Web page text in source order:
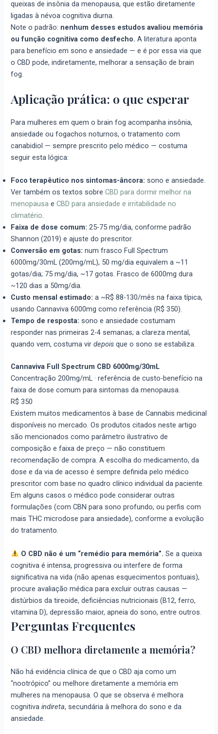
queixas de insônia da menopausa, que estão diretamente
ligadas à névoa cognitiva diurna.
Note o padrão: nenhum desses estudos avaliou memória
ou função cognitiva como desfecho. A literatura aponta
para benefício em sono e ansiedade — e é por essa via que
o CBD pode, indiretamente, melhorar a sensação de brain
fog.
Aplicação prática: o que esperar
Para mulheres em quem o brain fog acompanha insônia,
ansiedade ou fogachos noturnos, o tratamento com
canabidiol — sempre prescrito pelo médico — costuma
seguir esta lógica:
Foco terapêutico nos sintomas-âncora: sono e ansiedade.
Ver também os textos sobreCBD para dormir melhor na
menopausa eCBD para ansiedade e irritabilidade no
climatério.
Faixa de dose comum: 25-75 mg/dia, conforme padrão
Shannon (2019) e ajuste do prescritor.
Conversão em gotas: num frasco Full Spectrum
6000mg/30mL (200mg/mL), 50 mg/dia equivalem a ~11
gotas/dia; 75 mg/dia, ~17 gotas. Frasco de 6000mg dura
~120 dias a 50mg/dia.
Custo mensal estimado: a ~R$ 88-130/mês na faixa típica,
usando Cannaviva 6000mg como referência (R$ 350).
Tempo de resposta: sono e ansiedade costumam
responder nas primeiras 2-4 semanas; a clareza mental,
quando vem, costuma virdepois que o sono se estabiliza.
Cannaviva Full Spectrum CBD 6000mg/30mL
Concentração 200mg/mL · referência de custo-benefício na
faixa de dose comum para sintomas da menopausa.
R$ 350
Existem muitos medicamentos à base de Cannabis medicinal
disponíveis no mercado. Os produtos citados neste artigo
são mencionados como parâmetro ilustrativo de
composição e faixa de preço — não constituem
recomendação de compra. A escolha do medicamento, da
dose e da via de acesso é sempre definida pelo médico
prescritor com base no quadro clínico individual da paciente.
Em alguns casos o médico pode considerar outras
formulações (com CBN para sono profundo, ou perfis com
mais THC microdose para ansiedade), conforme a evolução
do tratamento.
O CBD não é um “remédio para memória”. Se a queixa
cognitiva é intensa, progressiva ou interfere de forma
significativa na vida (não apenas esquecimentos pontuais),
procure avaliação médica para excluir outras causas —
distúrbios da tireoide, deficiências nutricionais (B12, ferro,
vitamina D), depressão maior, apneia do sono, entre outros.
Perguntas Frequentes
O CBD melhora diretamente a memória?
Não há evidência clínica de que o CBD aja como um
“nootrópico” ou melhore diretamente a memória em
mulheres na menopausa. O que se observa é melhora
cognitivaindireta, secundária à melhora do sono e da
ansiedade.